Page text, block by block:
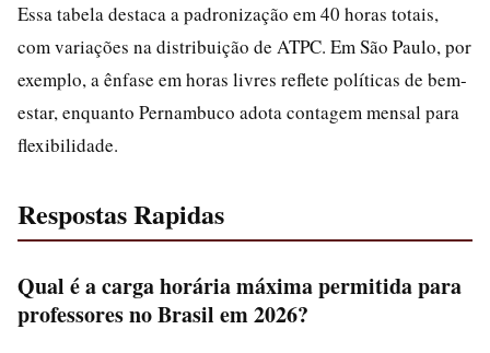
Essa tabela destaca a padronização em 40 horas totais,
com variações na distribuição de ATPC. Em São Paulo, por
exemplo, a ênfase em horas livres reflete políticas de bem-
estar, enquanto Pernambuco adota contagem mensal para
flexibilidade.
Respostas Rapidas
Qual é a carga horária máxima permitida para
professores no Brasil em 2026?